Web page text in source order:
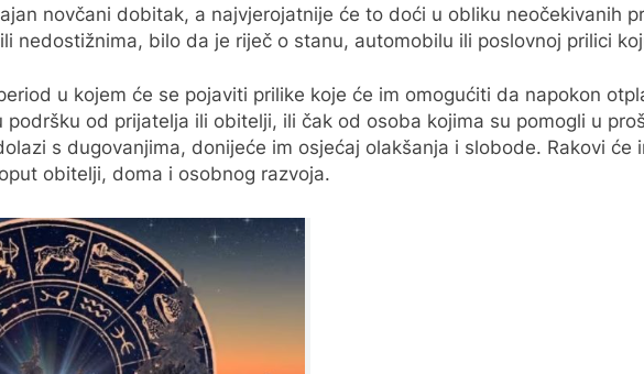
novčani dobitak, a najvjerojatnije će to doći u obliku neočekivanih
nedostižnima, bilo da je riječ o stanu, automobilu ili poslovnoj prilici
u kojem će se pojaviti prilike koje će im omogućiti da napokon
od prijatelja ili obitelji, ili čak od osoba kojima su pomogli u
s dugovanjima, donijeće im osjećaj olakšanja i slobode. Rakovi
obitelji, doma i osobnog razvoja.